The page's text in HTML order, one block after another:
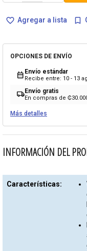
favorite_border Agregar a lista bookmark_border
OPCIONES DE ENVÍO
calendar_month Envío estándar
Recibe entre: 10 - 13
local_shippingEnvío gratis
En compras de
Más detalles
INFORMACIÓN DEL
Características: